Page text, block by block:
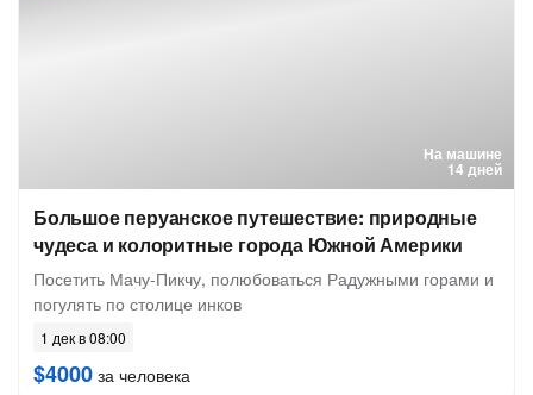
На машине
14 дней
Большое перуанское путешествие: природные
чудеса и колоритные города Южной Америки
Посетить Мачу-Пикчу, полюбоваться Радужными горами и
погулять по столице инков
1 дек в 08:00
$4000 за человека